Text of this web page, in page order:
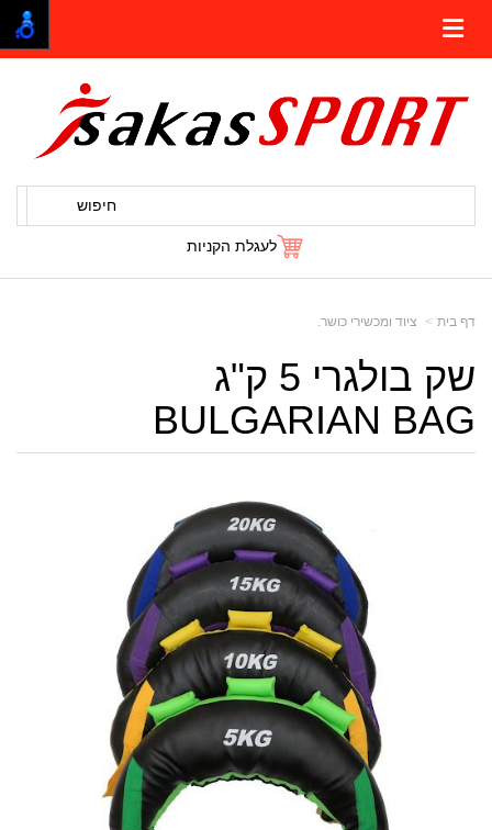
חיפוש
לעגלת הקניות
דף בית ציוד ומכשירי כושר.
שק בולגרי 5 ק"ג
BULGARIAN BAG